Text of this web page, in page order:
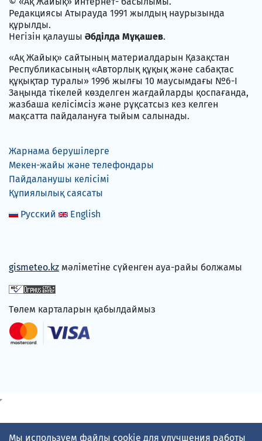
Редакциясы Атырауда 1991 жылдың наурызында
құрылды.
Негізін қалаушы Әбділда Мұқашев.
«Ақ Жайық» сайтының материалдарын Қазақстан
Республикасының «Авторлық құқық және сабақтас
құқықтар туралы» 1996 жылғы 10 маусымдағы №6-I
Заңында тікелей көзделген жағдайларды қоспағанда,
жазбаша келісімсіз және рұқсатсыз кез келген
мақсатта пайдалануға тыйым салынады.
Жарнама берушілерге
Мекен-жайы және телефондары
Пайдаланушы келісімі
Құпиялылық саясаты
Русский
English
gismeteo.kz мәліметіне сүйенген ауа-райы болжамы
Төлем карталарын қабылдаймыз
Мы используем файлы cookie для улучшения работы